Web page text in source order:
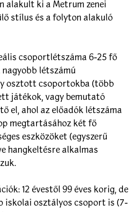
alakult ki a Metrum zenei
stílus és a folyton alakuló
csoportlétszáma 6-25 fő
nagyobb létszámú
osztott csoportokba (több
játékok, vagy bemutató
el, ahol az előadók létszáma
megtartásához két fő
eszközöket (egyszerű
hangkeltésre alkalmas
12 évestől 99 éves korig, de
iskolai osztályos csoport is (7-